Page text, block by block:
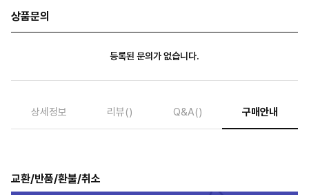
상품문의
등록된 문의가 없습니다.
상세정보 리뷰() Q&A() 구매안내
교환/반품/환불/취소